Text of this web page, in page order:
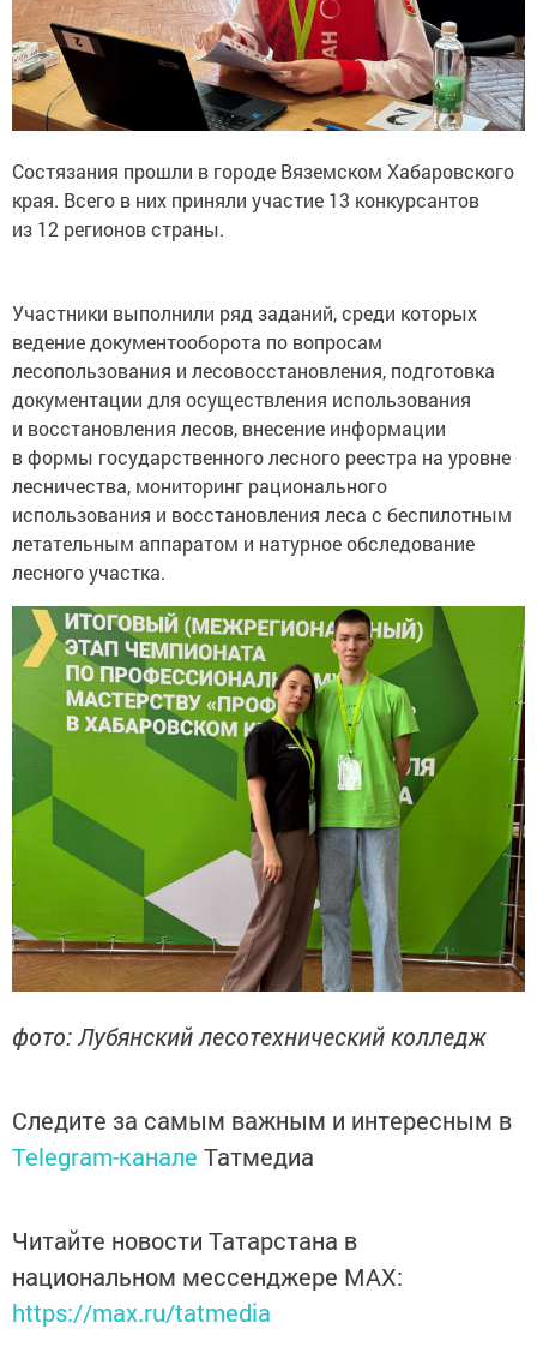
Состязания прошли в городе Вяземском Хабаровского
края. Всего в них приняли участие 13 конкурсантов
из 12 регионов страны.
Участники выполнили ряд заданий, среди которых
ведение документооборота по вопросам
лесопользования и лесовосстановления, подготовка
документации для осуществления использования
и восстановления лесов, внесение информации
в формы государственного лесного реестра на уровне
лесничества, мониторинг рационального
использования и восстановления леса с беспилотным
летательным аппаратом и натурное обследование
лесного участка.
фото: Лубянский лесотехнический колледж
Следите за самым важным и интересным в
Telegram-канале Татмедиа
Читайте новости Татарстана в
национальном мессенджере MАХ:
https://max.ru/tatmedia